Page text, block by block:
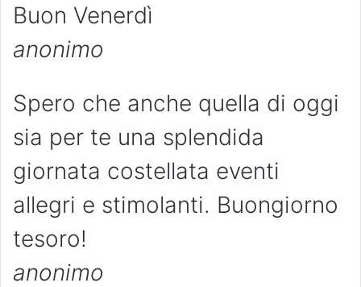
Buon Venerdì
anonimo
Spero che anche quella di oggi
sia per te una splendida
giornata costellata eventi
allegri e stimolanti. Buongiorno
tesoro!
anonimo